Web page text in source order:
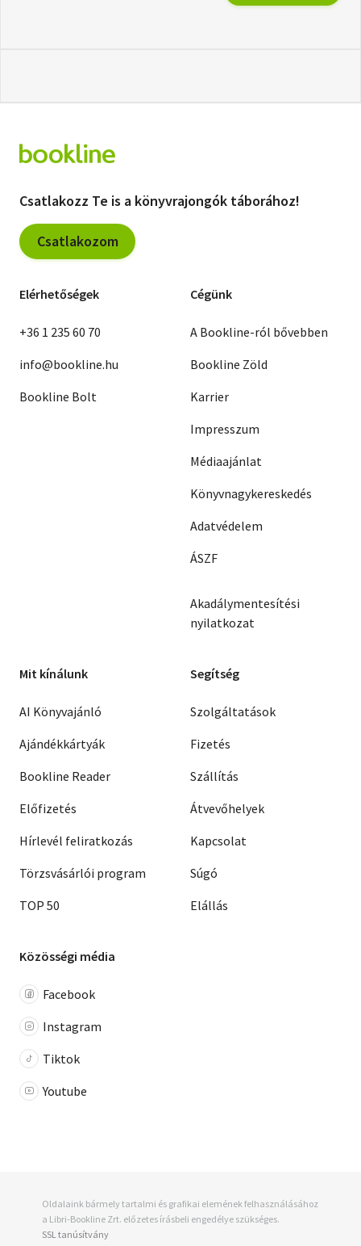
Csatlakozz Te is a könyvrajongók táborához!
Csatlakozom
Elérhetőségek
+36 1 235 60 70
info@bookline.hu
Bookline Bolt
Cégünk
A Bookline-ról bővebben
Bookline Zöld
Karrier
Impresszum
Médiaajánlat
Könyvnagykereskedés
Adatvédelem
ÁSZF
Akadálymentesítési
nyilatkozat
Mit kínálunk
AI Könyvajánló
Ajándékkártyák
Bookline Reader
Előfizetés
Hírlevél feliratkozás
Törzsvásárlói program
TOP 50
Segítség
Szolgáltatások
Fizetés
Szállítás
Átvevőhelyek
Kapcsolat
Súgó
Elállás
Közösségi média
Facebook
Instagram
Tiktok
Youtube
Oldalaink bármely tartalmi és grafikai elemének felhasználásához
a Libri-Bookline Zrt. előzetes írásbeli engedélye szükséges.
SSL tanúsítvány